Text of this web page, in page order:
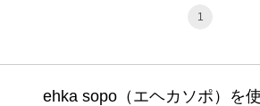
1
ehka sopo（エヘカソポ）を